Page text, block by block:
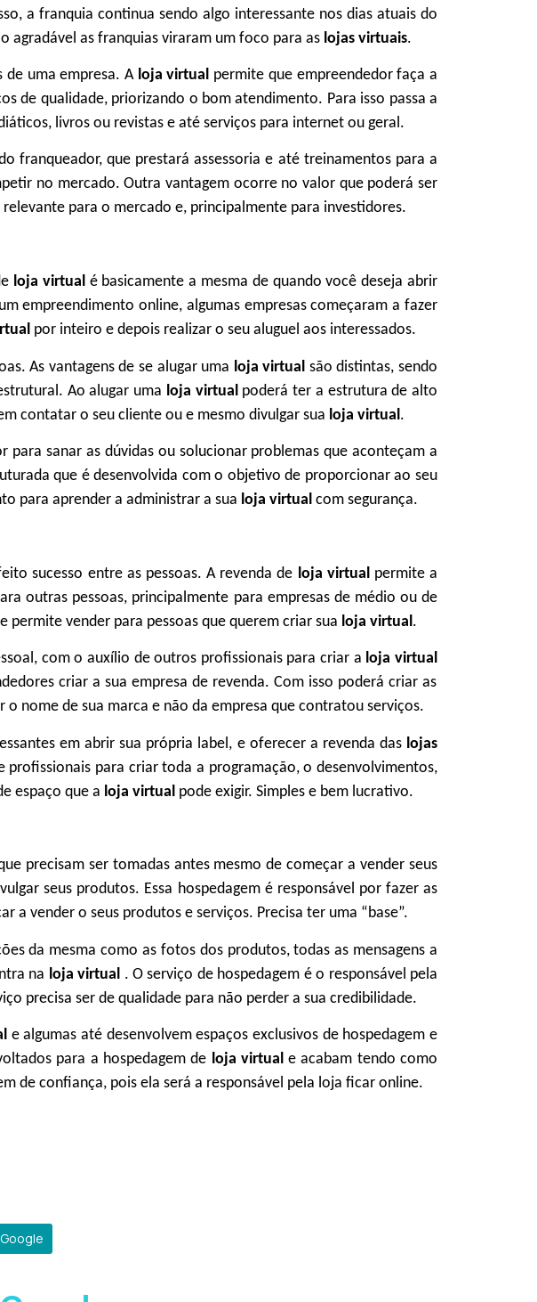
a franquia continua sendo algo interessante nos dias atuais do
agradável as franquias viraram um foco para as lojas virtuais.
uma empresa. A loja virtual permite que empreendedor faça a
de qualidade, priorizando o bom atendimento. Para isso passa a
livros ou revistas e até serviços para internet ou geral.
franqueador, que prestará assessoria e até treinamentos para a
no mercado. Outra vantagem ocorre no valor que poderá ser
para o mercado e, principalmente para investidores.
loja virtual é basicamente a mesma de quando você deseja abrir
empreendimento online, algumas empresas começaram a fazer
por inteiro e depois realizar o seu aluguel aos interessados.
As vantagens de se alugar uma loja virtual são distintas, sendo
Ao alugar uma loja virtual poderá ter a estrutura de alto
contatar o seu cliente ou e mesmo divulgar sua loja virtual .
para sanar as dúvidas ou solucionar problemas que aconteçam a
que é desenvolvida com o objetivo de proporcionar ao seu
para aprender a administrar a sua loja virtual com segurança.
sucesso entre as pessoas. A revenda de loja virtual permite a
outras pessoas, principalmente para empresas de médio ou de
vender para pessoas que querem criar sua loja virtual .
com o auxílio de outros profissionais para criar a loja virtual
criar a sua empresa de revenda. Com isso poderá criar as
nome de sua marca e não da empresa que contratou serviços.
em abrir sua própria label, e oferecer a revenda das lojas
para criar toda a programação, o desenvolvimentos,
espaço que a loja virtual pode exigir. Simples e bem lucrativo.
precisam ser tomadas antes mesmo de começar a vender seus
seus produtos. Essa hospedagem é responsável por fazer as
vender o seus produtos e serviços. Precisa ter uma “base”.
da mesma como as fotos dos produtos, todas as mensagens a
na loja virtual . O serviço de hospedagem é o responsável pela
precisa ser de qualidade para não perder a sua credibilidade.
e algumas até desenvolvem espaços exclusivos de hospedagem e
para a hospedagem de loja virtuale acabam tendo como
de confiança, pois ela será a responsável pela loja ficar online.